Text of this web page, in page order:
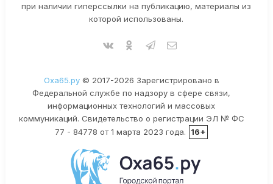
при наличии гиперссылки на публикацию, материалы из
которой использованы.
Оха65.ру© 2017-2026 Зарегистрировано в
Федеральной службе по надзору в сфере связи,
информационных технологий и массовых
коммуникаций. Свидетельство о регистрации ЭЛ № ФС
77 - 84778 от 1 марта 2023 года.
16+